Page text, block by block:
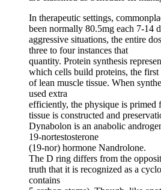
In therapeutic settings,
been normally 80.5mg each 7-14
aggressive situations, the entire
three to four instances that
quantity. Protein synthesis
which cells build proteins, the
of lean muscle tissue. When
used extra
efficiently, the physique is primed
tissue is constructed and
Dynabolon is an anabolic
19-nortestosterone
(19-nor) hormone Nandrolone.
The D ring differs from the
truth that it is recognized as a
contains